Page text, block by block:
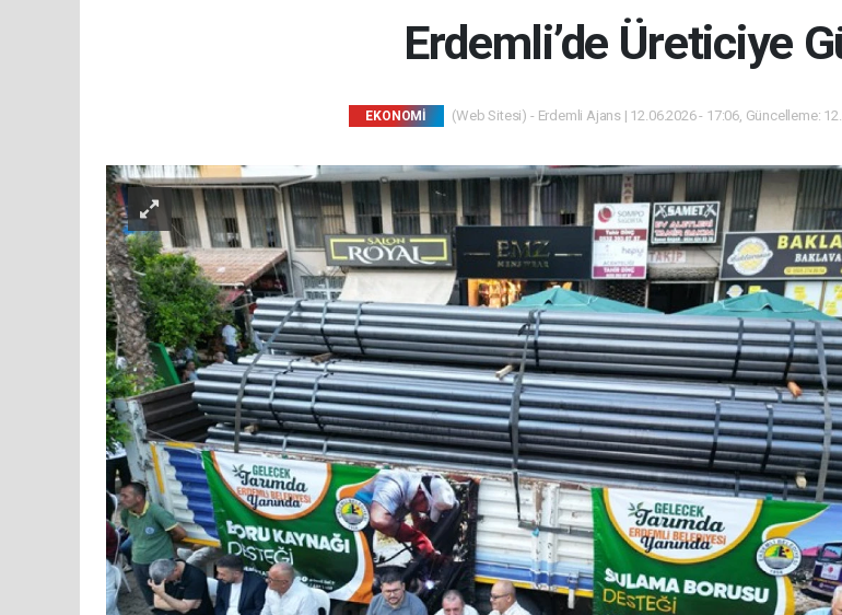
Erdemli’de Üreticiye
EKONOMİ (Web Sitesi) - Erdemli Ajans | 12.06.2026 - 17:06, Güncelleme: